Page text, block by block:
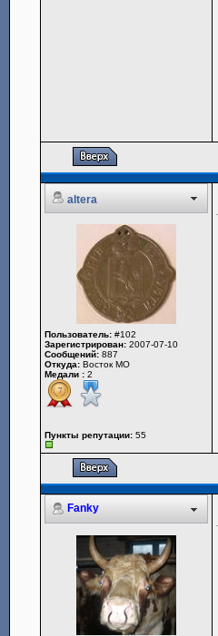
altera
Пользователь: #102
Зарегистрирован: 2007-07-10
Сообщений: 887
Откуда: Восток МО
Медали : 2
Пункты репутации: 55
Fanky